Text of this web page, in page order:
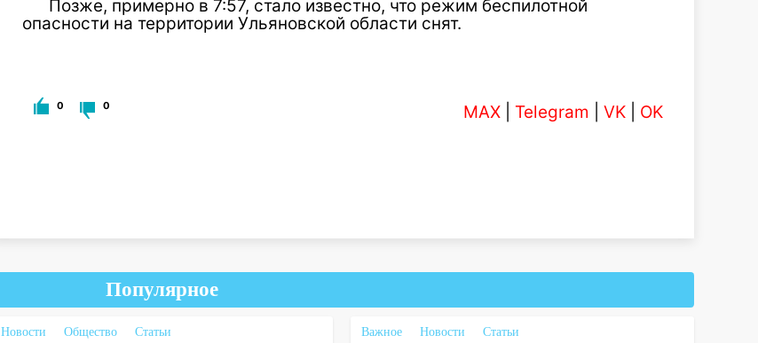
Позже, примерно в 7:57, стало известно, что режим беспилотной
опасности на территории Ульяновской области снят.
0 0 MAX Telegram VK OK
Популярное
Новости Общество
Статьи
Важное Новости Статьи